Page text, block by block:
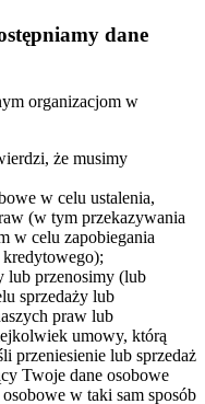
dane
organizacjom w
że musimy
w celu ustalenia,
(w tym przekazywania
w celu zapobiegania
lub przenosimy (lub
sprzedaży lub
praw lub
umowy, którą
przeniesienie lub sprzedaż
Twoje dane osobowe
w taki sam sposób